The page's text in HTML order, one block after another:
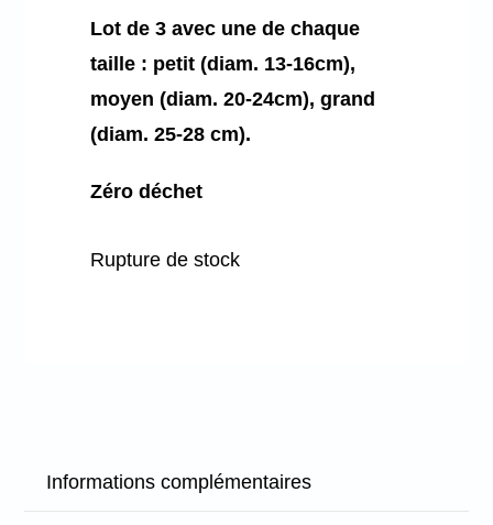
Lot de 3 avec une de chaque
taille : petit (diam. 13-16cm),
moyen (diam. 20-24cm), grand
(diam. 25-28 cm).
Zéro déchet
Rupture de stock
Informations complémentaires